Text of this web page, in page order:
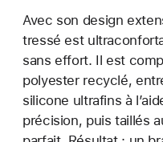
Avec son design
tressé est
sans effort. Il est
polyester recyclé,
silicone ultrafins à
précision, puis taillés